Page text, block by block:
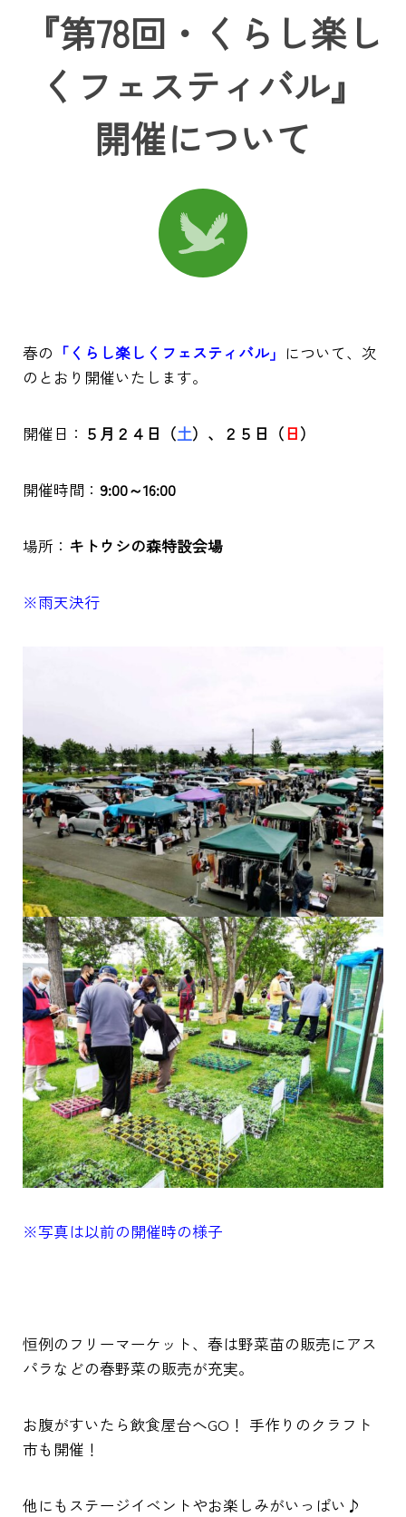
『第78回・くらし楽し
くフェスティバル』
開催について
春の 「くらし楽しくフェスティバル」 について、次
のとおり開催いたします。
開催日： ５月２４ 日（土）、２５日（日）
開催時間： 9:00～16:00
場所： キトウシの森特設会場
※雨天決行
※写真は以前の開催時の様子
恒例のフリーマーケット、春は野菜苗の販売にアス
パラなどの春野菜の販売が充実。
お腹がすいたら飲食屋台へGO！ 手作りのクラフト
市も開催！
他にもステージイベントやお楽しみがいっぱい♪